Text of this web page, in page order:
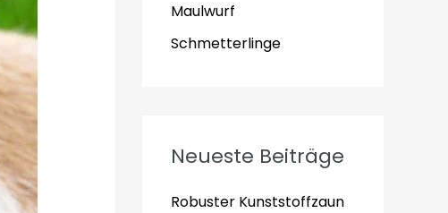
Maulwurf
Schmetterlinge
Neueste Beiträge
Robuster Kunststoffzaun